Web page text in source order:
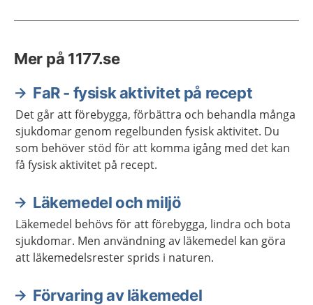
Mer på 1177.se
FaR - fysisk aktivitet på recept
Det går att förebygga, förbättra och behandla många
sjukdomar genom regelbunden fysisk aktivitet. Du
som behöver stöd för att komma igång med det kan
få fysisk aktivitet på recept.
Läkemedel och miljö
Läkemedel behövs för att förebygga, lindra och bota
sjukdomar. Men användning av läkemedel kan göra
att läkemedelsrester sprids i naturen.
Förvaring av läkemedel